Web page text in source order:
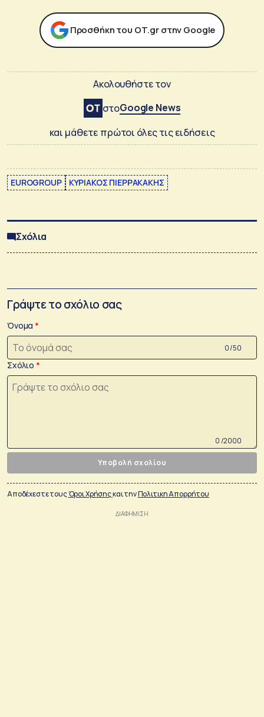
Προσθήκη του ΟΤ.gr στην Google
Ακολουθήστε τον
στοGoogle News
και μάθετε πρώτοι όλες τις ειδήσεις
EUROGROUP ΚΥΡΙΑΚΟΣ ΠΙΕΡΡΑΚΑΚΗΣ
Σχόλια
Γράψτε το σχόλιο σας
Όνομα
0 /50
Σχόλιο
0 /2000
Υποβολή σχολίου
Αποδέχεστε τουςΌροι Χρήσηςκαι τηνΠολιτικη Απορρήτου